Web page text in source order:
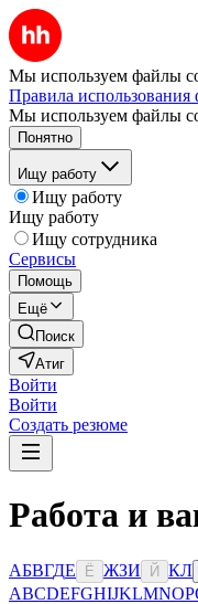
Мы используем файлы
Правила использования
Мы используем файлы
Понятно
Ищу работу
Ищу работу
Ищу работу
Ищу сотрудника
Сервисы
Помощь
Ещё
Поиск
Атиг
Войти
Войти
Создать резюме
Работа и
АБВГДЕ Ё ЖЗИ Й КЛ
ABCDEFGHIJKLMNOP